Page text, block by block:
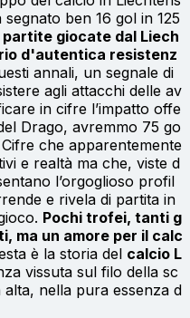
ben 16 gol in 125
partite giocate dal Liech
d'autentica resistenz
annali, un segnale di
agli attacchi delle av
in cifre l’impatto offe
Drago, avremmo 75 go
che apparentemente
e realtà ma che, viste d
l’orgoglioso profil
e rivela di partita in
Pochi trofei, tanti g
ma un amore per il calc
è la storia del calcio L
vissuta sul filo della sc
nella pura essenza d